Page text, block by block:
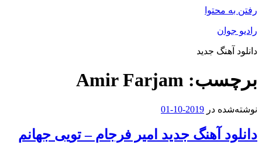
رفتن به محتوا
رادیو جوان
دانلود آهنگ جدید
برچسب: Amir Farjam
نوشته‌شده در 2019-10-01
دانلود آهنگ جدید امیر فرجام – تویی جهانم